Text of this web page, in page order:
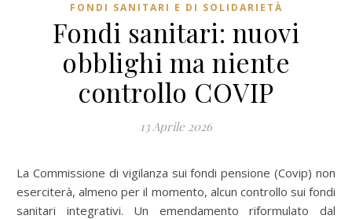
FONDI SANITARI E DI SOLIDARIETÀ
Fondi sanitari: nuovi
obblighi ma niente
controllo COVIP
13 Aprile 2026
La Commissione di vigilanza sui fondi pensione (Covip) non
eserciterà, almeno per il momento, alcun controllo sui fondi
sanitari integrativi. Un emendamento riformulato dal